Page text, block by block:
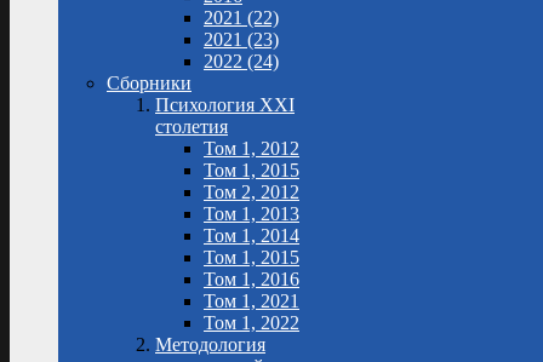
2021 (22)
2021 (23)
2022 (24)
Сборники
Психология XXI
столетия
Том 1, 2012
Том 1, 2015
Том 2, 2012
Том 1, 2013
Том 1, 2014
Том 1, 2015
Том 1, 2016
Том 1, 2021
Том 1, 2022
Методология